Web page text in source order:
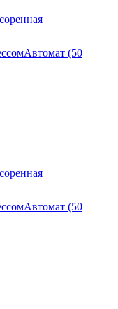
Автомат (50
Автомат (50